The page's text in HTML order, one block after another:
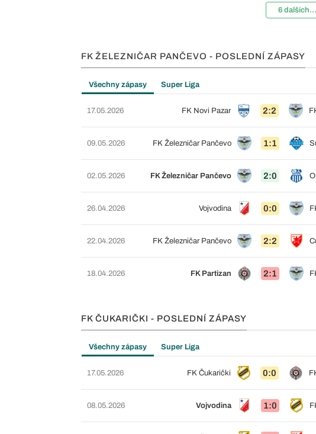
6 dalších...
FK ŽELEZNIČAR PANČEVO - POSLEDNÍ ZÁPASY
Všechny zápasy Super Liga
17.05.2026 FK Novi Pazar 2:2
09.05.2026 FK Železničar Pančevo 1:1
02.05.2026 FK Železničar Pančevo 2:0
26.04.2026 Vojvodina 0:0
22.04.2026 FK Železničar Pančevo 2:2
18.04.2026 FK Partizan 2:1
FK ČUKARIČKI - POSLEDNÍ ZÁPASY
Všechny zápasy Super Liga
17.05.2026 FK Čukarički 0:0
08.05.2026 Vojvodina 1:0